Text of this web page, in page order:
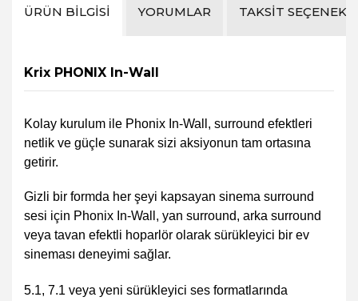
ÜRÜN BILGISI YORUMLAR TAKSIT
Krix PHONIX In-Wall
Kolay kurulum ile Phonix In-Wall, surround efektleri
netlik ve güçle sunarak sizi aksiyonun tam ortasına
getirir.
Gizli bir formda her şeyi kapsayan sinema surround
sesi için Phonix In-Wall, yan surround, arka surround
veya tavan efektli hoparlör olarak sürükleyici bir ev
sineması deneyimi sağlar.
5.1, 7.1 veya yeni sürükleyici ses formatlarında